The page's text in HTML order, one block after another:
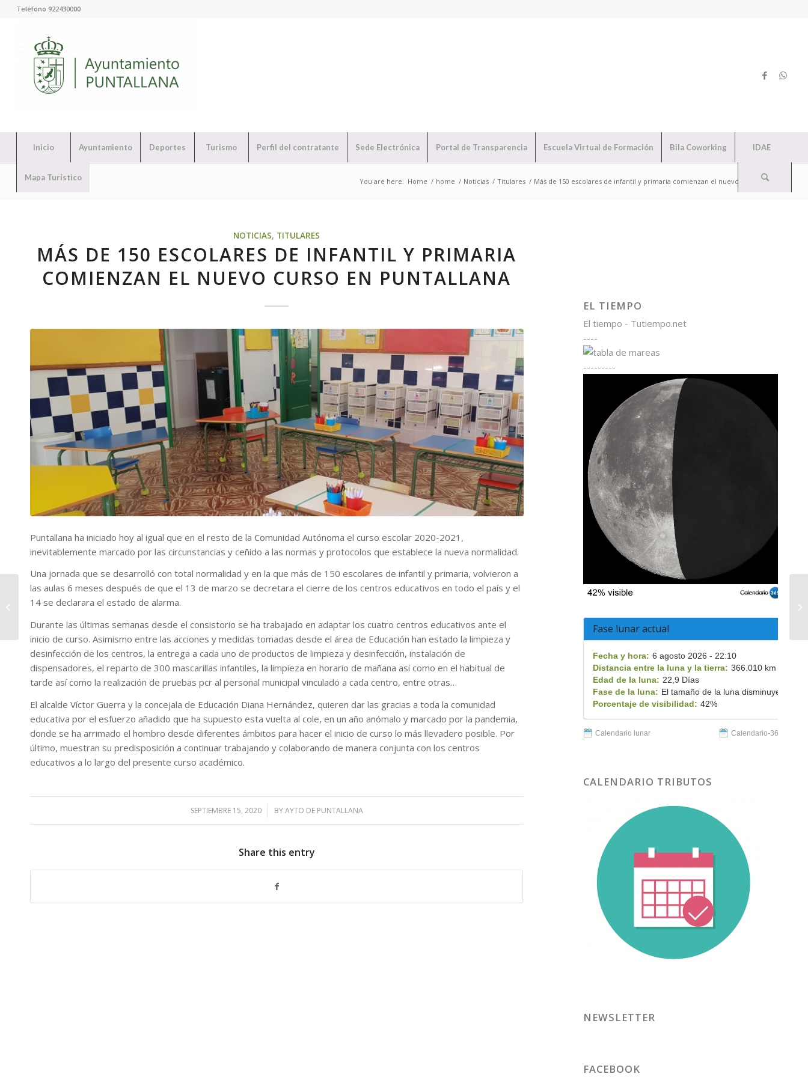
Teléfono 922430000
Inicio Ayuntamiento Deportes Turismo Perfil del contratante Sede Electrónica Portal de Transparencia Escuela Virtual de Formación Bila Coworking IDAE
Mapa Turístico You are here: Home / home / Noticias / Titulares / Más de 150 escolares de infantil y primaria comienzan el nuevo curso en ...
NOTICIAS, TITULARES
MÁS DE 150 ESCOLARES DE INFANTIL Y PRIMARIA
COMIENZAN EL NUEVO CURSO EN PUNTALLANA
Puntallana ha iniciado hoy al igual que en el resto de la Comunidad Autónoma el curso escolar 2020-2021,
inevitablemente marcado por las circunstancias y ceñido a las normas y protocolos que establece la nueva normalidad.
Una jornada que se desarrolló con total normalidad y en la que más de 150 escolares de infantil y primaria, volvieron a
las aulas 6 meses después de que el 13 de marzo se decretara el cierre de los centros educativos en todo el país y el
14 se declarara el estado de alarma.
Durante las últimas semanas desde el consistorio se ha trabajado en adaptar los cuatro centros educativos ante el
inicio de curso. Asimismo entre las acciones y medidas tomadas desde el área de Educación han estado la limpieza y
desinfección de los centros, la entrega a cada uno de productos de limpieza y desinfección, instalación de
dispensadores, el reparto de 300 mascarillas infantiles, la limpieza en horario de mañana así como en el habitual de
tarde así como la realización de pruebas pcr al personal municipal vinculado a cada centro, entre otras…
El alcalde Víctor Guerra y la concejala de Educación Diana Hernández, quieren dar las gracias a toda la comunidad
educativa por el esfuerzo añadido que ha supuesto esta vuelta al cole, en un año anómalo y marcado por la pandemia,
donde se ha arrimado el hombro desde diferentes ámbitos para hacer el inicio de curso lo más llevadero posible. Por
último, muestran su predisposición a continuar trabajando y colaborando de manera conjunta con los centros
educativos a lo largo del presente curso académico.
SEPTIEMBRE 15, 2020
/ BYAYTO DE PUNTALLANA
Share this entry
EL TIEMPO
El tiempo - Tutiempo.net
----
---------
Fase lunar actual
Fecha y hora: 6 agosto 2026 - 22:10
Distancia entre la luna y la tierra: 366.010 km
Edad de la luna: 22,9 Días
Fase de la luna: El tamaño de la luna disminuye
Porcentaje de visibilidad: 42%
Calendario lunar Calendario-365.es
CALENDARIO TRIBUTOS
NEWSLETTER
FACEBOOK
Abierto el plazo de
inscripción para
los centros escolares...